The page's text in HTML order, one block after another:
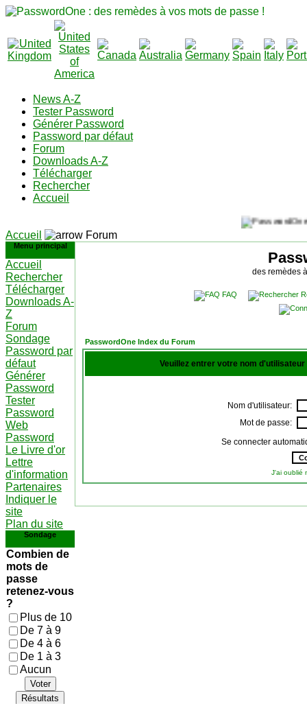
News A-Z
Tester Password
Générer Password
Password par défaut
Forum
Downloads A-Z
Télécharger
Rechercher
Accueil
Accueil Forum
Menu principal
Accueil
Rechercher
Télécharger
Downloads A-
Z
Forum
Sondage
Password par
défaut
Générer
Password
Tester
Password
Web
Password
Le Livre d'or
Lettre
d'information
Partenaires
Indiquer le
site
Plan du site
Sondage
Combien de
mots de
passe
retenez-vous
?
Plus de 10
De 7 à 9
De 4 à 6
De 1 à 3
Aucun
Voter
Résultats
des remèdes
FAQ
PasswordOne Index du Forum
Veuillez entrer votre nom
Nom d'utilisateur:
Mot de passe:
Se connecter
J'ai oublié